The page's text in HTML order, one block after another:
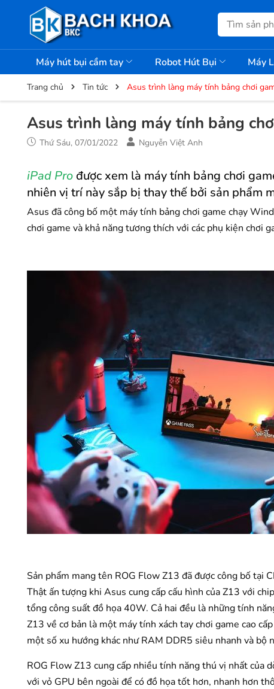
Máy hút bụi cầm tay Robot Hút Bụi Máy
Trang chủ Tin tức Asus trình làng máy tính bảng chơi
Asus trình làng máy tính bảng
Thứ Sáu, 07/01/2022 Nguyễn Việt Anh
iPad Pro được xem là máy tính bảng chơi
nhiên vị trí này sắp bị thay thế bởi sản phẩm
Asus đã công bố một máy tính bảng chơi game chạy
chơi game và khả năng tương thích với các phụ kiện chơi
Sản phẩm mang tên ROG Flow Z13 đã được công bố tại
Thật ấn tượng khi Asus cung cấp cấu hình của Z13 với
tổng công suất đồ họa 40W. Cả hai đều là những tính
Z13 về cơ bản là một máy tính xách tay chơi game cao
một số xu hướng khác như RAM DDR5 siêu nhanh và bộ
ROG Flow Z13 cung cấp nhiều tính năng thú vị nhất
với vỏ GPU bên ngoài để có đồ họa tốt hơn, nhanh hơn